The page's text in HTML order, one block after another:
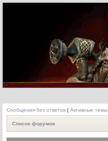
Сообщения без ответов | Активные темы
Список форумов